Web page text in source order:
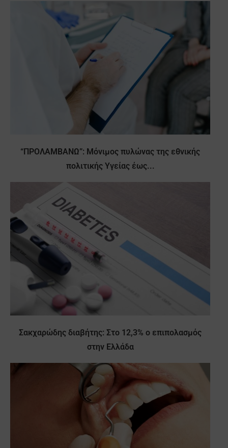
“ΠΡΟΛΑΜΒΑΝΩ”: Μόνιμος πυλώνας της εθνικής
πολιτικής Υγείας έως...
Σακχαρώδης διαβήτης: Στο 12,3% ο επιπολασμός
στην Ελλάδα